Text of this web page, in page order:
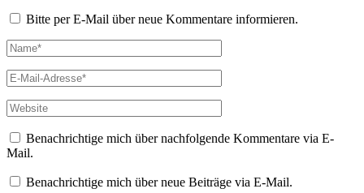
Bitte per E-Mail über neue Kommentare informieren.
Name*
E-
Mail-
Adresse*
Website
Benachrichtige mich über nachfolgende Kommentare via E-
Mail.
Benachrichtige mich über neue Beiträge via E-Mail.